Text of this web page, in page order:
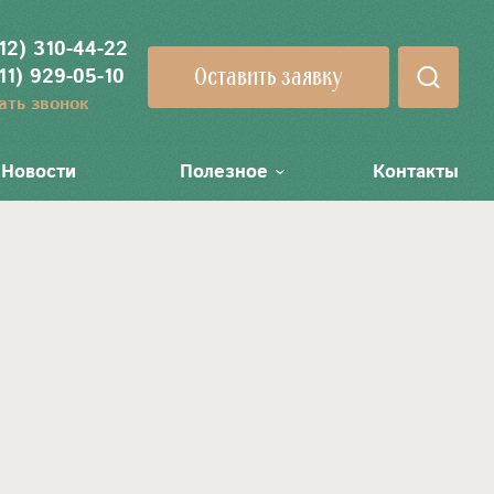
310-44-22
929-05-10
звонок
Оставить заявку
векселей
Новости Полезное Контакты